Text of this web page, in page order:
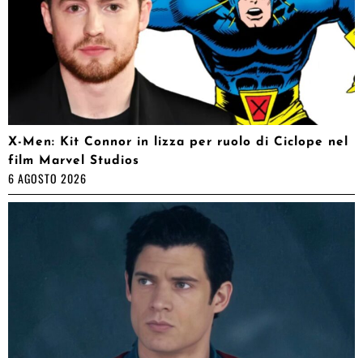
X-Men: Kit Connor in lizza per ruolo di Ciclope nel
film Marvel Studios
6 AGOSTO 2026